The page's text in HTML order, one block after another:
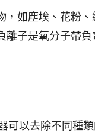
如塵埃、花粉
子是氧分子帶
以去除不同種